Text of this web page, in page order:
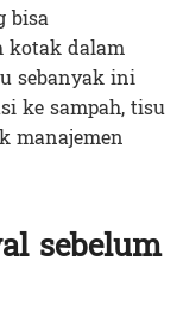
bisa
kotak dalam
sebanyak ini
ke sampah, tisu
manajemen
sebelum